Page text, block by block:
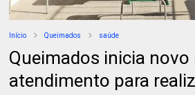
Início Queimados saúde
Queimados inicia
atendimento para